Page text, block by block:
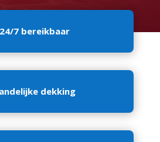
24/7 bereikbaar
dekking